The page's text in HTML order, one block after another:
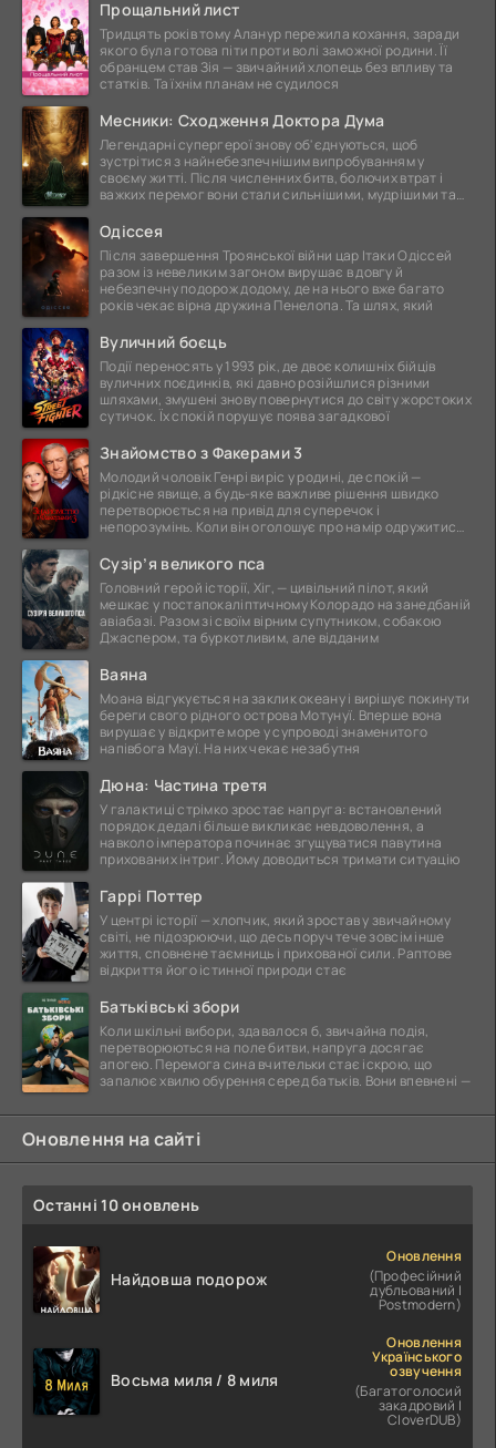
Прощальний лист
Тридцять років тому Аланур пережила кохання, заради
якого була готова піти проти волі заможної родини. Її
обранцем став Зія — звичайний хлопець без впливу та
статків. Та їхнім планам не судилося
Месники: Сходження Доктора Дума
Легендарні супергерої знову об'єднуються, щоб
зустрітися з найнебезпечнішим випробуванням у
своєму житті. Після численних битв, болючих втрат і
важких перемог вони стали сильнішими, мудрішими та
Одіссея
Після завершення Троянської війни цар Ітаки Одіссей
разом із невеликим загоном вирушає в довгу й
небезпечну подорож додому, де на нього вже багато
років чекає вірна дружина Пенелопа. Та шлях, який
Вуличний боєць
Події переносять у 1993 рік, де двоє колишніх бійців
вуличних поєдинків, які давно розійшлися різними
шляхами, змушені знову повернутися до світу жорстоких
сутичок. Їх спокій порушує поява загадкової
Знайомство з Факерами 3
Молодий чоловік Генрі виріс у родині, де спокій —
рідкісне явище, а будь-яке важливе рішення швидко
перетворюється на привід для суперечок і
непорозумінь. Коли він оголошує про намір одружитися,
Сузір’я великого пса
Головний герой історії, Хіг, — цивільний пілот, який
мешкає у постапокаліптичному Колорадо на занедбаній
авіабазі. Разом зі своїм вірним супутником, собакою
Джаспером, та буркотливим, але відданим
Ваяна
Моана відгукується на заклик океану і вирішує покинути
береги свого рідного острова Мотунуї. Вперше вона
вирушає у відкрите море у супроводі знаменитого
напівбога Мауї. На них чекає незабутня
Дюна: Частина третя
У галактиці стрімко зростає напруга: встановлений
порядок дедалі більше викликає невдоволення, а
навколо імператора починає згущуватися павутина
прихованих інтриг. Йому доводиться тримати ситуацію
Гаррі Поттер
У центрі історії — хлопчик, який зростав у звичайному
світі, не підозрюючи, що десь поруч тече зовсім інше
життя, сповнене таємниць і прихованої сили. Раптове
відкриття його істинної природи стає
Батьківські збори
Коли шкільні вибори, здавалося б, звичайна подія,
перетворюються на поле битви, напруга досягає
апогею. Перемога сина вчительки стає іскрою, що
запалює хвилю обурення серед батьків. Вони впевнені —
Оновлення на сайті
Останні 10 оновлень
Найдовша подорож
Оновлення
(Професійний
дубльований |
Postmodern)
Восьма миля / 8 миля
Оновлення
Українського
озвучення
(Багатоголосий
закадровий |
CloverDUB)